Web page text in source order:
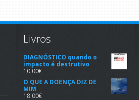
Livros
DIAGNÓSTICO quando o
impacto é destrutivo
10.00€
O QUE A DOENÇA DIZ DE
MIM
18.00€